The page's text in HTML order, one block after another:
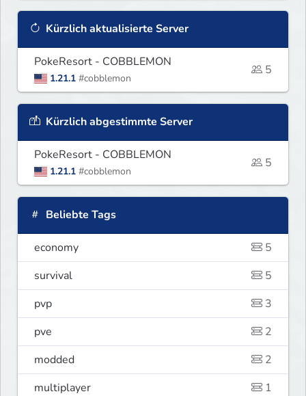
Kürzlich aktualisierte Server
PokeResort - COBBLEMON
1.21.1 #cobblemon
5
Kürzlich abgestimmte Server
PokeResort - COBBLEMON
1.21.1 #cobblemon
5
Beliebte Tags
economy
5
survival
5
pvp
3
pve
2
modded
2
multiplayer
1